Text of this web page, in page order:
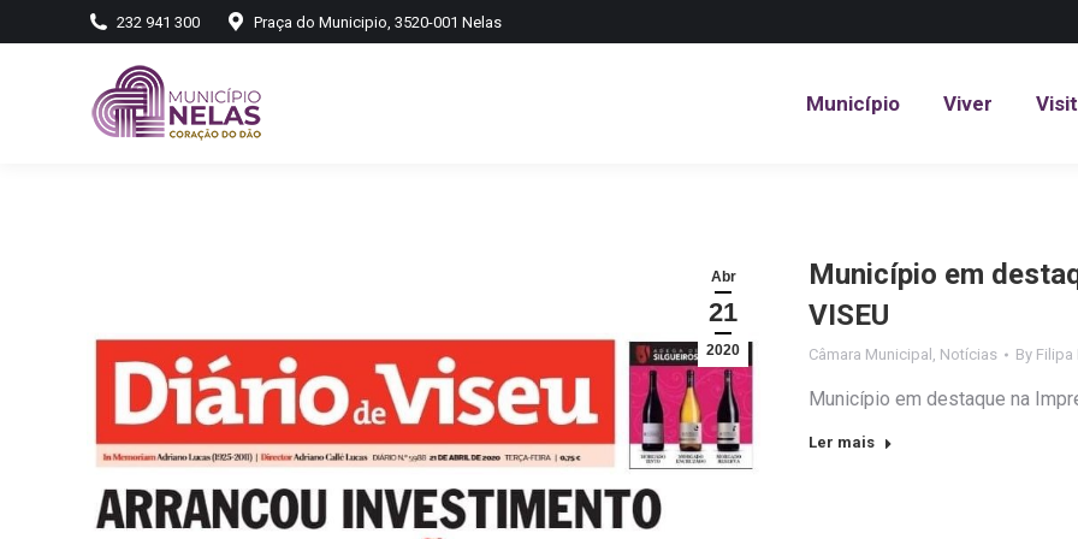
232 941 300 Praça do Municipio, 3520-001 Nelas
Município Viver
Abr
21
2020
Município em
VISEU
Câmara Municipal , Notícias By Filipa
Município em destaque na
Ler mais
Município Viver